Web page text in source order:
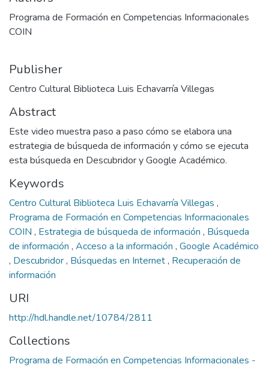
Programa de Formación en Competencias Informacionales
COIN
Publisher
Centro Cultural Biblioteca Luis Echavarría Villegas
Abstract
Este video muestra paso a paso cómo se elabora una
estrategia de búsqueda de información y cómo se ejecuta
esta búsqueda en Descubridor y Google Académico.
Keywords
Centro Cultural Biblioteca Luis Echavarría Villegas ,
Programa de Formación en Competencias Informacionales
COIN , Estrategia de búsqueda de información , Búsqueda
de información , Acceso a la información , Google Académico
, Descubridor, Búsquedas en Internet, Recuperación de
información
URI
http://hdl.handle.net/10784/2811
Collections
Programa de Formación en Competencias Informacionales -